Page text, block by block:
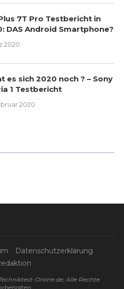
7T Pro Testbericht in
DAS Android Smartphone?
2020
es sich 2020 noch ? – Sony
1 Testbericht
2020
Datenschutzerklärung
Online.de, Alle Rechte